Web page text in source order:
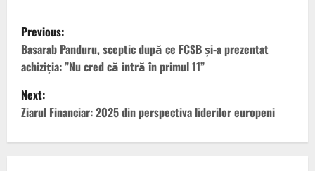
P
o
s
t
n
Previous:
Basarab Panduru, sceptic după ce FCSB și-a prezentat
achiziția: ”Nu cred că intră în primul 11”
Next:
Ziarul Financiar: 2025 din perspectiva liderilor europeni